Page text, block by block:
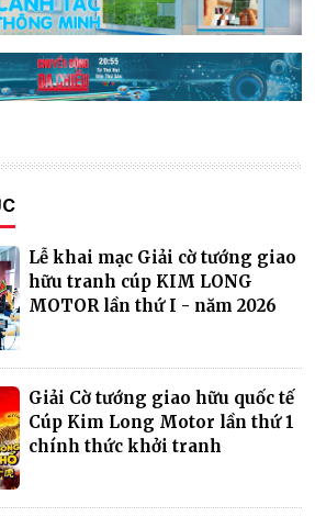
Lễ khai mạc Giải cờ tướng giao
hữu tranh cúp KIM LONG
MOTOR lần thứ I - năm 2026
Giải Cờ tướng giao hữu quốc tế
Cúp Kim Long Motor lần thứ 1
chính thức khởi tranh